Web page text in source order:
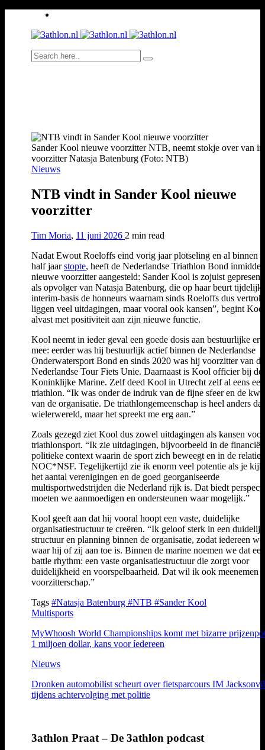
Sander Kool nieuwe voorzitter NTB, neemt stokje over van
voorzitter Natasja Batenburg (Foto: NTB)
Nieuws
NTB vindt in Sander Kool nieuwe
voorzitter
Tim Moria, 11 juni 2026 2 min read
Nadat Ewout Roeloffs eind vorig jaar plotseling en al binnen
half jaarstopte, heeft de Nederlandse Triathlon Bond
nieuwe voorzitter aangesteld: Sander Kool is zojuist
als opvolger van Natasja Batenburg, die op haar beurt tijdelijk
interim-basis de honneurs waarnam sinds Roeloffs dus
liggen veel uitdagingen, maar vooral ook kansen”, begint Kool
alvast met positiviteit aan zijn nieuwe functie.
Kool neemt in ieder geval een goede dosis aan bestuurlijke
mee: eerder was hij bestuurlijk actief binnen de Nederlandse
Onderwatersport Bond en sinds 2020 was hij voorzitter van de
Nederlandse Tour Fiets Unie. Daarnaast is Kool officier bij de
Koninklijke Marine. Zelf deed Kool in Utrecht zelf al eens een
triathlon. “Ik was onder de indruk van de fijne sfeer en de
van de organisatie. De triathlongemeenschap is heel anders
wielerwereld, maar het spreekt me erg aan.”
Zoals gezegd ziet Kool dus zowel uitdagingen als kansen
triathlonsport. “Ik zie uitdagingen, bijvoorbeeld in de
politieke context waarin de sport zich beweegt en in de relatie
NOC*NSF. Tegelijkertijd zie ik enorm veel potentie als je
het aantal verenigingen en de goed georganiseerde
multisportwedstrijden die Nederland rijk is. Dat biedt
moeten we aanmoedigen en ondersteunen waar mogelijk.”
Kool geeft aan dat hij vooral hoopt een vaste, duidelijke
organisatiestructuur te creëren. “Ik geloof sterk in een
structuur en planning binnen de organisatie, zodat iedereen
waar hij of zij aan toe is. Binnen de marine noemen we dat een
battle rhythm: een vaste organisatiestructuur die zorgt voor
duidelijkheid en voorspelbaarheid. Dat wil ik ook meenemen
voorzitterschap.”
Tags #Natasja Batenburg #NTB #Sander Kool
Multisports
MyWhoosh World Championships komt met bizarre
1 miljoen dollar, kans voor íedereen
Nieuws
Dronken automobilist scheurt over fietsparcours IM
tijdens achtervolging met politie
3athlon Praat – De 3athlon podcast